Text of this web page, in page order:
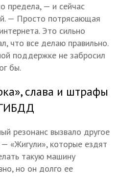
предела, — и сейчас
— Просто потрясающая
Это сильно
что все делаю правильно.
поддержке не забросил
бы.
слава и штрафы
резонанс вызвало другое
«Жигули», которые ездят
такую машину
но он долго ее